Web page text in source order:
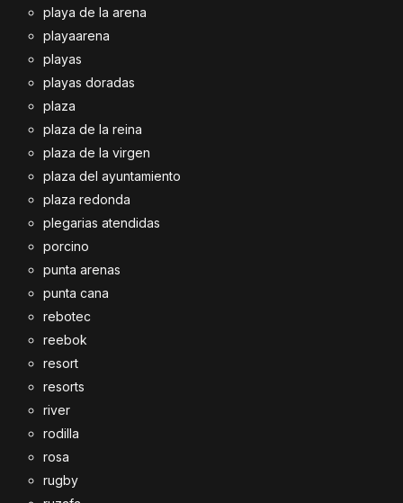
playa de la arena
playaarena
playas
playas doradas
plaza
plaza de la reina
plaza de la virgen
plaza del ayuntamiento
plaza redonda
plegarias atendidas
porcino
punta arenas
punta cana
rebotec
reebok
resort
resorts
river
rodilla
rosa
rugby